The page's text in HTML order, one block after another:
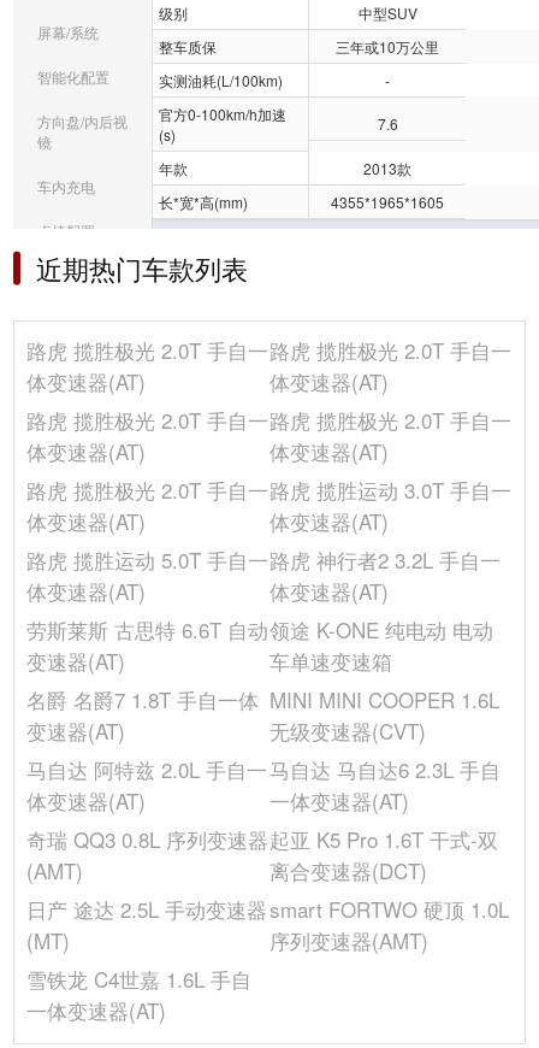
屏幕/系统
智能化配置
方向盘/内后视
镜
车内充电
桌椅配置
音响/车内灯光
冰箱/空调
其它
级别
中型SUV
整车质保
三年或10万公里
实测油耗(L/100km)
-
官方0-100km/h加速
(s)
7.6
年款
2013款
长*宽*高(mm)
4355*1965*1605
前轮距(mm)
-
车门数(个)
3
550-1350
车身结构
3门4座SUV
4
后轮距(mm)
-
1605
整备质量(kg)
1640
2660
油箱容积(L)
70
1965
长度(mm)
4355
缸体材料
铝合金
1999
排量(L)
2.0
直喷
发动机启停技术
-
95号
最大马力(Ps)
缸径(mm)
近期热门车款列表
路虎 揽胜极光 2.0T 手自一
体变速器(AT)
路虎 揽胜极光 2.0T 手自一
体变速器(AT)
路虎 揽胜极光 2.0T 手自一
体变速器(AT)
路虎 揽胜极光 2.0T 手自一
体变速器(AT)
路虎 揽胜极光 2.0T 手自一
体变速器(AT)
路虎 揽胜运动 3.0T 手自一
体变速器(AT)
路虎 揽胜运动 5.0T 手自一
体变速器(AT)
路虎 神行者2 3.2L 手自一
体变速器(AT)
劳斯莱斯 古思特 6.6T 自动
变速器(AT)
领途 K-ONE 纯电动 电动
车单速变速箱
名爵 名爵7 1.8T 手自一体
变速器(AT)
MINI MINI COOPER 1.6L
无级变速器(CVT)
马自达 阿特兹 2.0L 手自一
体变速器(AT)
马自达 马自达6 2.3L 手自
一体变速器(AT)
奇瑞 QQ3 0.8L 序列变速器
(AMT)
起亚 K5 Pro 1.6T 干式-双
离合变速器(DCT)
日产 途达 2.5L 手动变速器
(MT)
smart FORTWO 硬顶 1.0L
序列变速器(AMT)
雪铁龙 C4世嘉 1.6L 手自
一体变速器(AT)